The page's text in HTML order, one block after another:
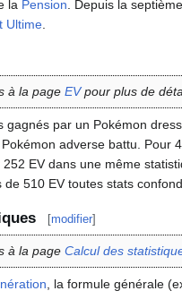
la Pension. Depuis la
Ultime.
à la page EVpour plus de
gagnés par un Pokémon
adverse battu. Pour
EV dans une même
510 EV toutes stats
[modifier]
à la page Calcul des
, la formule générale